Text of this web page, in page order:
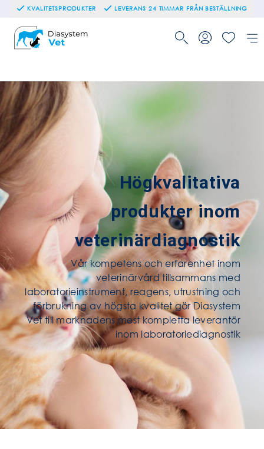
KVALITETSPRODUKTER LEVERANS 24 TIMMAR FRÅN BESTÄLLNING
Högkvalitativa
produkter inom
veterinärdiagnostik
Vår kompetens och erfarenhet inom
veterinärvård tillsammans med
laboratorieinstrument, reagens, utrustning och
förbrukning av högsta kvalitet gör Diasystem
Vet till marknadens mest kompletta leverantör
inom laboratoriediagnostik